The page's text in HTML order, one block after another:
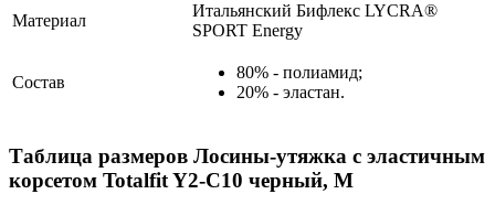
Материал
Итальянский Бифлекс LYCRA®
SPORT Energy
Состав
80% - полиамид;
20% - эластан.
Таблица размеров Лосины-утяжка с эластичным
корсетом Totalfit Y2-C10 черный, M